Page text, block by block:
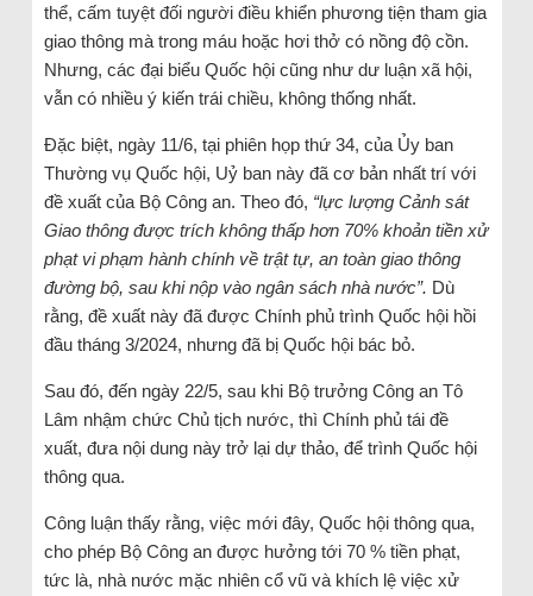
thể, cấm tuyệt đối người điều khiển phương tiện tham gia
giao thông mà trong máu hoặc hơi thở có nồng độ cồn.
Nhưng, các đại biểu Quốc hội cũng như dư luận xã hội,
vẫn có nhiều ý kiến trái chiều, không thống nhất.
Đặc biệt, ngày 11/6, tại phiên họp thứ 34, của Ủy ban
Thường vụ Quốc hội, Uỷ ban này đã cơ bản nhất trí với
đề xuất của Bộ Công an. Theo đó, “lực lượng Cảnh sát
Giao thông được trích không thấp hơn 70% khoản tiền xử
phạt vi phạm hành chính về trật tự, an toàn giao thông
đường bộ, sau khi nộp vào ngân sách nhà nước”. Dù
rằng, đề xuất này đã được Chính phủ trình Quốc hội hồi
đầu tháng 3/2024, nhưng đã bị Quốc hội bác bỏ.
Sau đó, đến ngày 22/5, sau khi Bộ trưởng Công an Tô
Lâm nhậm chức Chủ tịch nước, thì Chính phủ tái đề
xuất, đưa nội dung này trở lại dự thảo, để trình Quốc hội
thông qua.
Công luận thấy rằng, việc mới đây, Quốc hội thông qua,
cho phép Bộ Công an được hưởng tới 70 % tiền phạt,
tức là, nhà nước mặc nhiên cổ vũ và khích lệ việc xử